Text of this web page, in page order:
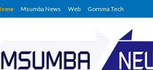
Msumba News Web Gomma Tech